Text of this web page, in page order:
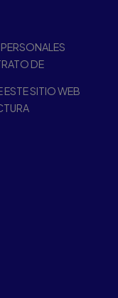
DE
SITIO WEB